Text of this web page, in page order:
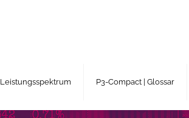
Leistungsspektrum P3-Compact | Glossar